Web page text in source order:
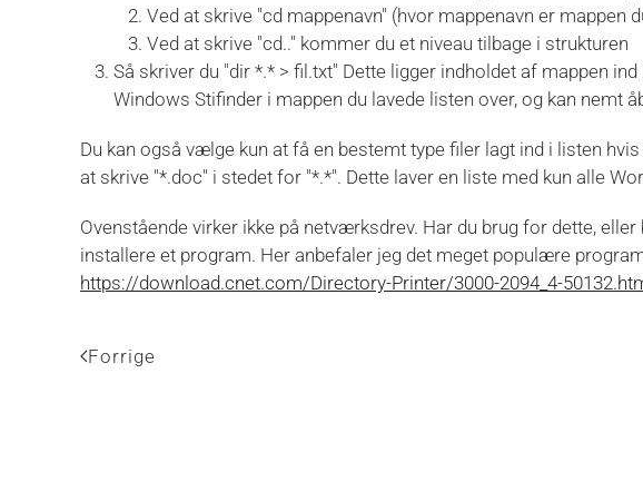
Ved at skrive "cd mappenavn" (hvor mappenavn er mappen
Ved at skrive "cd.." kommer du et niveau tilbage i strukturen
Så skriver du "dir *.* > fil.txt" Dette ligger indholdet af mappen
Windows Stifinder i mappen du lavede listen over, og kan nemt
Du kan også vælge kun at få en bestemt type filer lagt ind i listen
at skrive "*.doc" i stedet for "*.*". Dette laver en liste med kun alle
Ovenstående virker ikke på netværksdrev. Har du brug for dette,
installere et program. Her anbefaler jeg det meget populære
https://download.cnet.com/Directory-Printer/3000-2094_4-
Forrige